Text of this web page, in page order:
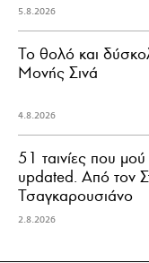
5.8.2026
Το θολό και
Μονής Σινά
4.8.2026
51 ταινίες που
updated. Aπό τον
Τσαγκαρουσιάνο
2.8.2026